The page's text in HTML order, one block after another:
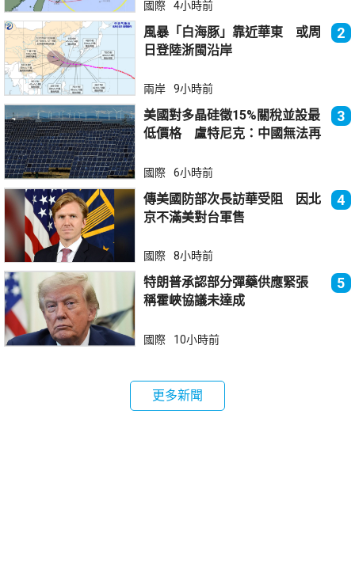
國際 4小時前
風暴「白海豚」靠近華東 或周
日登陸浙閩沿岸
2
兩岸 9小時前
美國對多晶硅徵15%關稅並設最
低價格 盧特尼克：中國無法再
3
國際 6小時前
傳美國防部次長訪華受阻 因北
京不滿美對台軍售
4
國際 8小時前
特朗普承認部分彈藥供應緊張
稱霍峽協議未達成
5
國際 10小時前
更多新聞